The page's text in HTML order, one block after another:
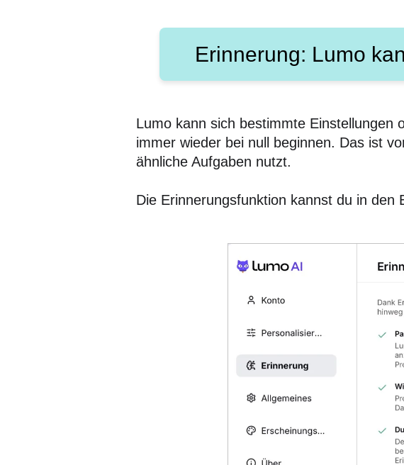
Erinnerung: Lumo
Lumo kann sich bestimmte Einstellungen
immer wieder bei null beginnen. Das ist
ähnliche Aufgaben nutzt.
Die Erinnerungsfunktion kannst du in den